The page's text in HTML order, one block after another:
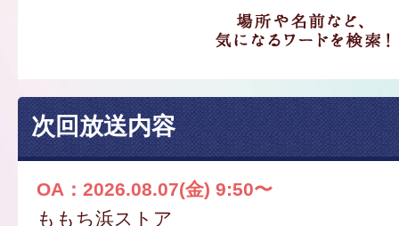
次回放送内容
OA：2026.08.07(金) 9:50〜
ももち浜ストア